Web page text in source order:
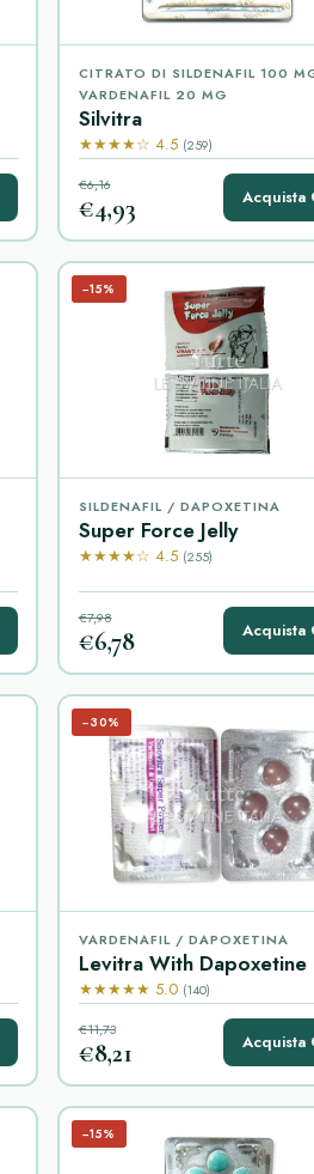
CITRATO DI SILDENAFIL 100
VARDENAFIL 20 MG
Silvitra
★★★★☆ 4.5 (259)
€6,16
€4,93 Acquista
−15%
SILDENAFIL / DAPOXETINA
Super Force Jelly
★★★★☆ 4.5 (255)
€7,98
€6,78 Acquista
−30%
VARDENAFIL / DAPOXETINA
Levitra With Dapoxetine
★★★★★ 5.0 (140)
€11,73
€8,21 Acquista
−15%